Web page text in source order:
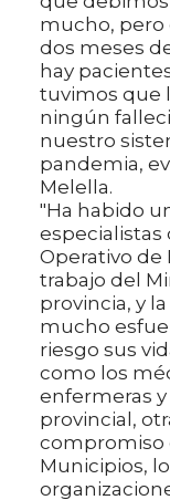
mucho, pero
dos meses
hay
tuvimos que
ningún
nuestro
pandemia,
Melella.
"Ha habido
Operativo de
trabajo del
provincia, y
mucho
riesgo sus
como los
enfermeras
provincial,
compromiso
Municipios,